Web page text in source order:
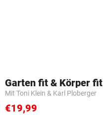
Garten fit & Körper fit
Mit Toni Klein & Karl Ploberger
€19,99